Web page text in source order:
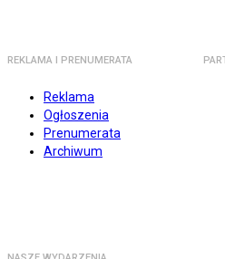
REKLAMA I PRENUMERATA
Reklama
Ogłoszenia
Prenumerata
Archiwum